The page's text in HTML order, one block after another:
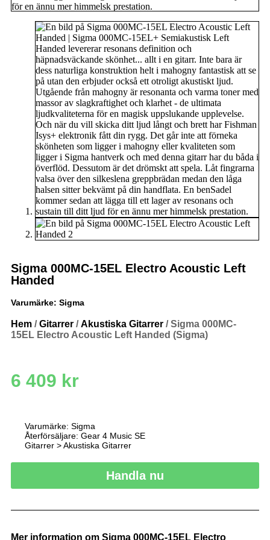
Sigma 000MC-15EL Electro Acoustic Left
Handed
Varumärke: Sigma
Hem /Gitarrer /Akustiska Gitarrer / Sigma 000MC-
15EL Electro Acoustic Left Handed (Sigma)
6 409 kr
Varumärke: Sigma
Återförsäljare: Gear 4 Music SE
Gitarrer > Akustiska Gitarrer
Handla nu
Mer information om Sigma 000MC-15EL Electro